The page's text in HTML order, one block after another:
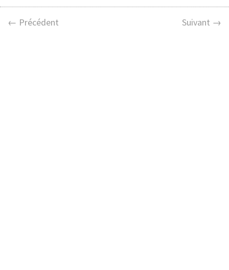
← Précédent Suivant →